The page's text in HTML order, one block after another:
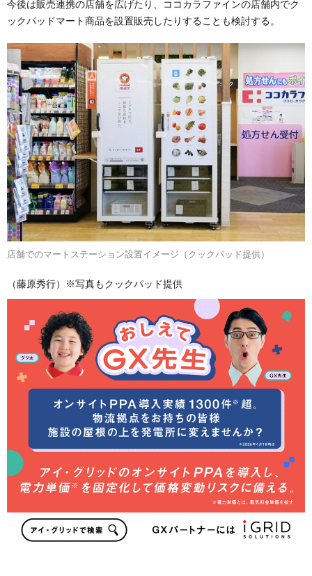
今後は販売連携の店舗を広げたり、ココカラファインの店舗内でク
ックパッドマート商品を設置販売したりすることも検討する。
店舗でのマートステーション設置イメージ（クックパッド提供）
（藤原秀行）※写真もクックパッド提供